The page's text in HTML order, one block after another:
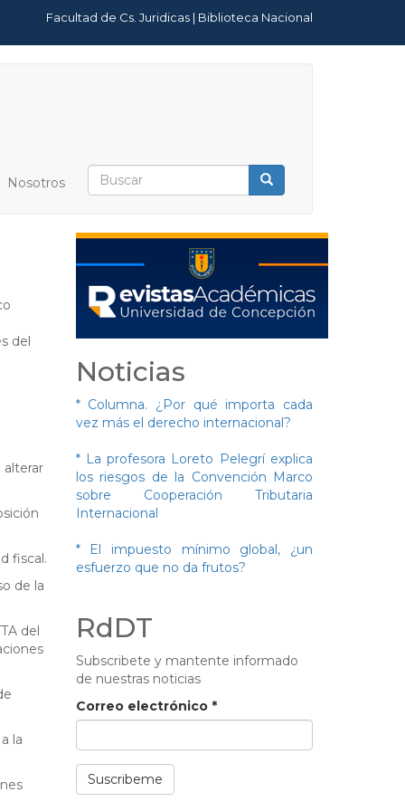
Facultad de Cs. Juridicas | Biblioteca Nacional
Nosotros
Formulario
de
búsqueda
del
alterar
fiscal.
de la
del
la
Noticias
* Columna. ¿Por qué importa cada
vez más el derecho internacional?
* La profesora Loreto Pelegrí explica
los riesgos de la Convención Marco
sobre Cooperación Tributaria
Internacional
* El impuesto mínimo global, ¿un
esfuerzo que no da frutos?
RdDT
Subscribete y mantente informado
de nuestras noticias
Correo electrónico *
Suscribeme